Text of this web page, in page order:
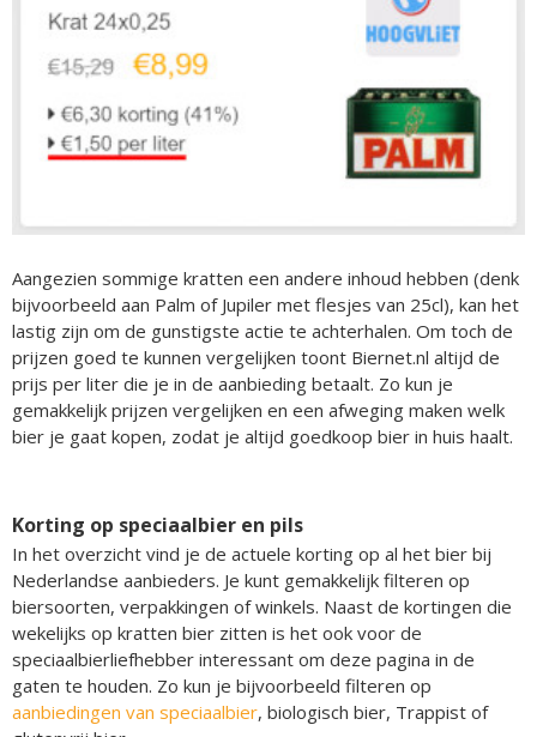
Aangezien sommige kratten een andere inhoud hebben (denk
bijvoorbeeld aan Palm of Jupiler met flesjes van 25cl), kan het
lastig zijn om de gunstigste actie te achterhalen. Om toch de
prijzen goed te kunnen vergelijken toont Biernet.nl altijd de
prijs per liter die je in de aanbieding betaalt. Zo kun je
gemakkelijk prijzen vergelijken en een afweging maken welk
bier je gaat kopen, zodat je altijd goedkoop bier in huis haalt.
Korting op speciaalbier en pils
In het overzicht vind je de actuele korting op al het bier bij
Nederlandse aanbieders. Je kunt gemakkelijk filteren op
biersoorten, verpakkingen of winkels. Naast de kortingen die
wekelijks op kratten bier zitten is het ook voor de
speciaalbierliefhebber interessant om deze pagina in de
gaten te houden. Zo kun je bijvoorbeeld filteren op
aanbiedingen van speciaalbier, biologisch bier, Trappist of